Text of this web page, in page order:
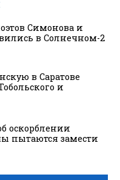
Симонова и
в Солнечном-2
в Саратове
и
оскорблении
пытаются замести